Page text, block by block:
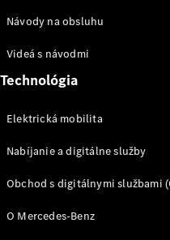
Prehľad
služieb
Riešenia
nabíjania
pneumatiky
termín
Servis
Návody na obsluhu
Videá s návodmi
Technológia
Elektrická mobilita
Nabíjanie a digitálne služby
Obchod s digitálnymi službami
O Mercedes-Benz